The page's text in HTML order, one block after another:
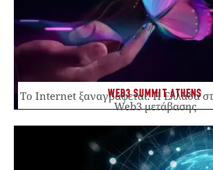
WEB3 SUMMIT ATHENS
Το Internet ξαναγράφεται. Η Ελλάδα
Web3 μετάβασης